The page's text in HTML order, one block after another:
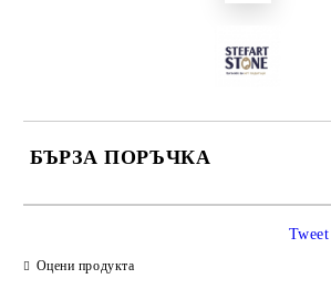
БЪРЗА ПОРЪЧКА
Tweet
Оцени продукта